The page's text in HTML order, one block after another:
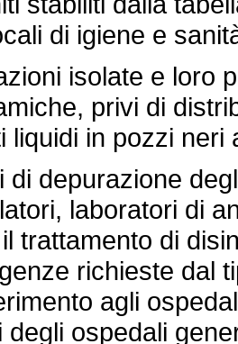
di igiene e
isolate e loro
privi di
liquidi in pozzi neri
depurazione
laboratori di
trattamento di
richieste dal
agli
degli ospedali